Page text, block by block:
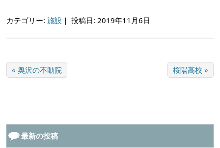
カテゴリー:施設 ｜投稿日: 2019年11月6日
« 奥沢の不動院 桜陽高校 »
最新の投稿